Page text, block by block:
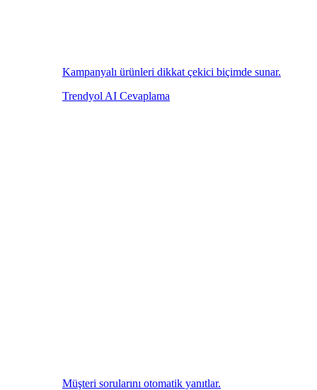
Kampanyalı ürünleri dikkat çekici biçimde sunar.
Trendyol AI Cevaplama
Müşteri sorularını otomatik yanıtlar.